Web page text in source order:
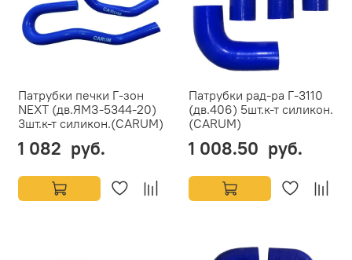
Патрубки печки Г-зон
NEXT (дв.ЯМЗ-5344-20)
3шт.к-т силикон.(CARUM)
1 082 руб.
Патрубки рад-ра Г-3110
(дв.406) 5шт.к-т силикон.
(CARUM)
1 008.50 руб.